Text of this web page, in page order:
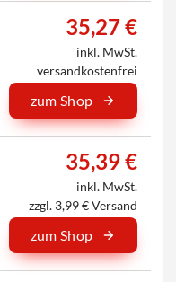
35,27 €
inkl. MwSt.
versandkostenfrei
zum Shop
35,39 €
inkl. MwSt.
zzgl. 3,99 € Versand
zum Shop